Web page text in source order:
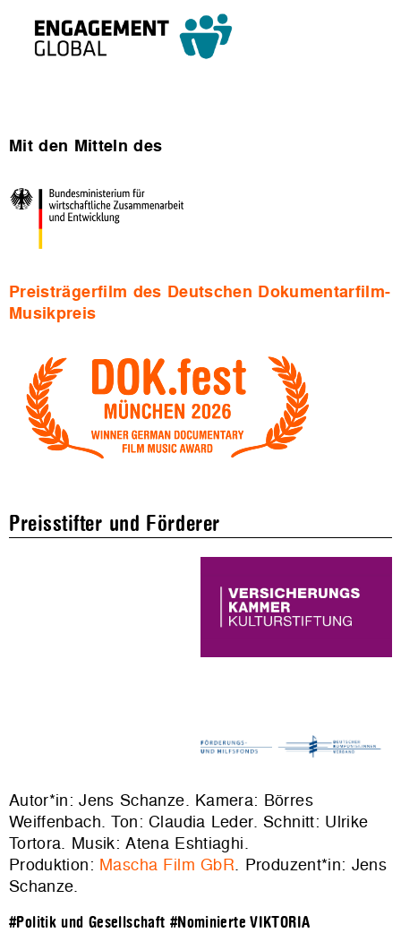
Mit den Mitteln des
Preisträgerfilm des Deutschen Dokumentarfilm-
Musikpreis
Preisstifter und Förderer
Autor*in: Jens Schanze. Kamera: Börres
Weiffenbach. Ton: Claudia Leder. Schnitt: Ulrike
Tortora. Musik: Atena Eshtiaghi.
Produktion: Mascha Film GbR. Produzent*in: Jens
Schanze.
#Politik und Gesellschaft #Nominierte VIKTORIA